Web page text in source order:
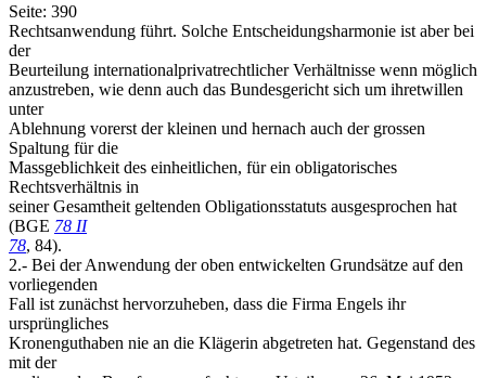
Seite: 390
Rechtsanwendung führt. Solche Entscheidungsharmonie ist aber bei
der
Beurteilung internationalprivatrechtlicher Verhältnisse wenn möglich
anzustreben, wie denn auch das Bundesgericht sich um ihretwillen
unter
Ablehnung vorerst der kleinen und hernach auch der grossen
Spaltung für die
Massgeblichkeit des einheitlichen, für ein obligatorisches
Rechtsverhältnis in
seiner Gesamtheit geltenden Obligationsstatuts ausgesprochen hat
(BGE 78 II
78, 84).
2.- Bei der Anwendung der oben entwickelten Grundsätze auf den
vorliegenden
Fall ist zunächst hervorzuheben, dass die Firma Engels ihr
ursprüngliches
Kronenguthaben nie an die Klägerin abgetreten hat. Gegenstand des
mit der